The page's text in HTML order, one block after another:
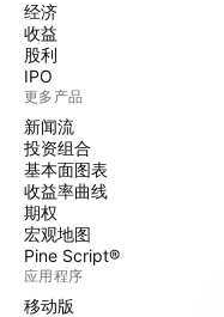
经济
收益
股利
IPO
更多产品
新闻流
投资组合
基本面图表
收益率曲线
期权
宏观地图
Pine Script®
应用程序
移动版